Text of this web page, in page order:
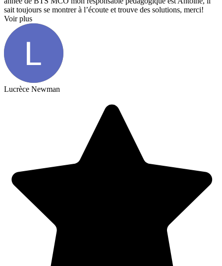
sait toujours se montrer à l’écoute et trouve des solutions, merci!
Voir plus
Lucrèce Newman